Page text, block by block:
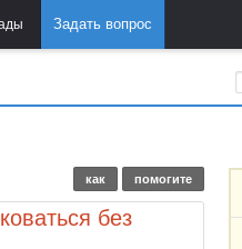
Задать вопрос
как помогите
без